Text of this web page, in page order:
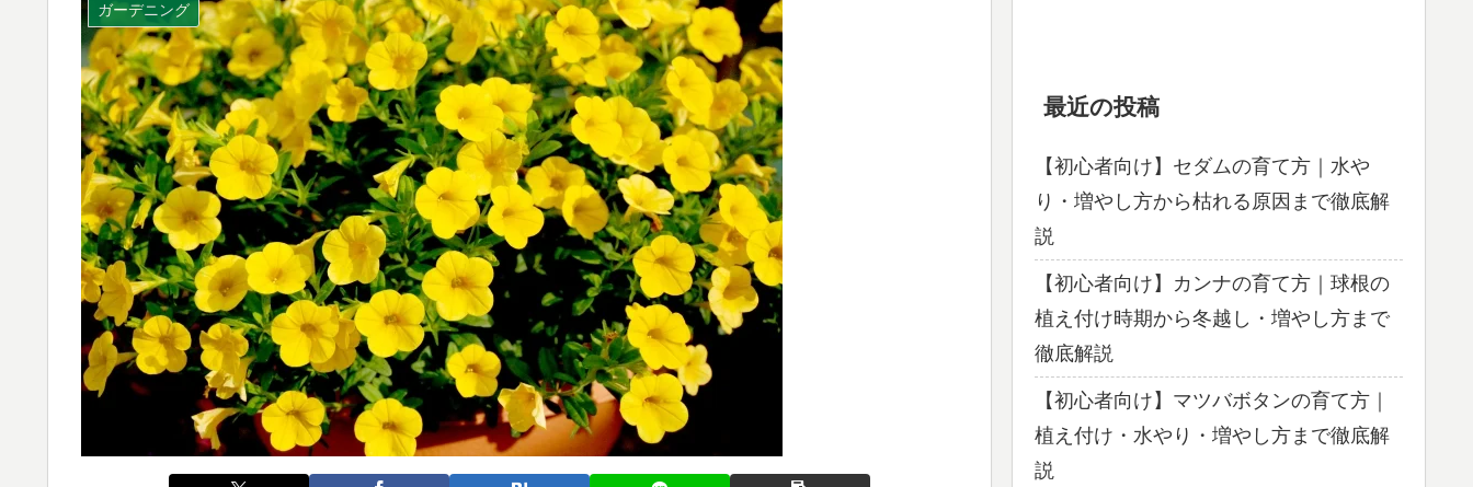
ガーデニング
最近の投稿
【初心者向け】セダムの育て方｜水や
り・増やし方から枯れる原因まで徹底解
説
【初心者向け】カンナの育て方｜球根の
植え付け時期から冬越し・増やし方まで
徹底解説
【初心者向け】マツバボタンの育て方｜
植え付け・水やり・増やし方まで徹底解
説